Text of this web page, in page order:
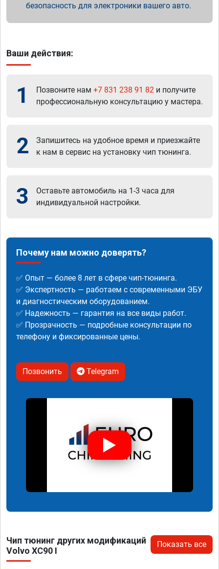
безопасность для электроники вашего авто.
Ваши действия:
1 Позвоните нам +7 831 238 91 82 и получите
профессиональную консультацию у мастера.
2
Запишитесь на удобное время и приезжайте
к нам в сервис на установку чип тюнинга.
3
Оставьте автомобиль на 1-3 часа для
индивидуальной настройки.
Почему нам можно доверять?
✅ Опыт — более 8 лет в сфере чип-тюнинга.
✅ Экспертность — работаем с современными ЭБУ
и диагностическим оборудованием.
✅ Надежность — гарантия на все виды работ.
✅ Прозрачность — подробные консультации по
телефону и фиксированные цены.
Позвонить Telegram
Чип тюнинг других модификаций
Volvo XC90 I
Показать все